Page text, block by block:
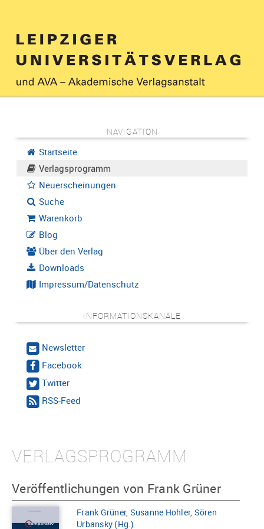
NAVIGATION
Startseite
Verlagsprogramm
Neuerscheinungen
Suche
Warenkorb
Blog
Über den Verlag
Downloads
Impressum/Datenschutz
INFORMATIONSKANÄLE
Newsletter
Facebook
Twitter
RSS-Feed
VERLAGSPROGRAMM
Veröffentlichungen von Frank Grüner
Frank Grüner, Susanne Hohler, Sören
Urbansky (Hg.)